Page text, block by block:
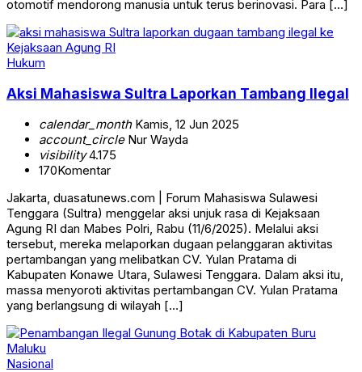
otomotif mendorong manusia untuk terus berinovasi. Para […]
Hukum
Aksi Mahasiswa Sultra Laporkan Tambang Ilegal
calendar_monthKamis, 12 Jun 2025
account_circleNur Wayda
visibility4.175
170Komentar
Jakarta, duasatunews.com | Forum Mahasiswa Sulawesi
Tenggara (Sultra) menggelar aksi unjuk rasa di Kejaksaan
Agung RI dan Mabes Polri, Rabu (11/6/2025). Melalui aksi
tersebut, mereka melaporkan dugaan pelanggaran aktivitas
pertambangan yang melibatkan CV. Yulan Pratama di
Kabupaten Konawe Utara, Sulawesi Tenggara. Dalam aksi itu,
massa menyoroti aktivitas pertambangan CV. Yulan Pratama
yang berlangsung di wilayah […]
Nasional